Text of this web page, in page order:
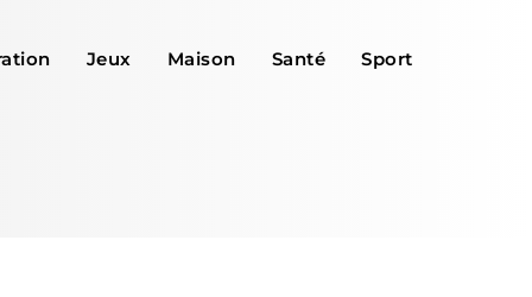
Jeux Maison Santé Sport